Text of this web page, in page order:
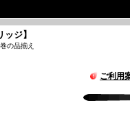
ジ】
の品揃え
ご利用